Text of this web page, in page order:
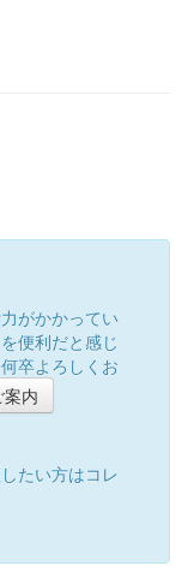
がかかってい
便利だと感じ
卒よろしくお
内
たい方はコレ